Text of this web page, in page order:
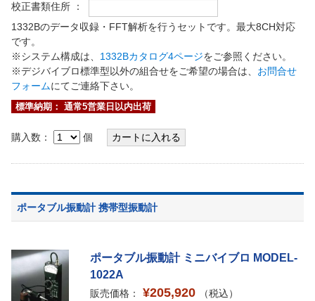
校正書類住所 ：
1332Bのデータ収録・FFT解析を行うセットです。最大8CH対応
です。
※システム構成は、 1332Bカタログ4ページをご参照ください。
※デジバイブロ標準型以外の組合せをご希望の場合は、 お問合せ
フォームにてご連絡下さい。
標準納期： 通常5営業日以内出荷
購入数： 個
ポータブル振動計 携帯型振動計
ポータブル振動計 ミニバイブロ MODEL-
1022A
販売価格： ¥205,920
（税込）